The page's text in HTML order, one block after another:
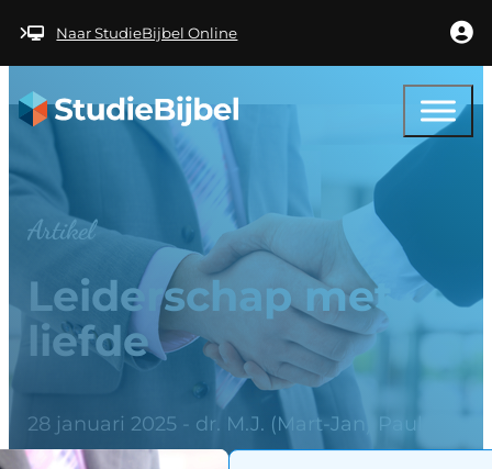
Naar StudieBijbel Online
Artikel
Leiderschap met
liefde
28 januari 2025 - dr. M.J. (Mart-Jan) Paul